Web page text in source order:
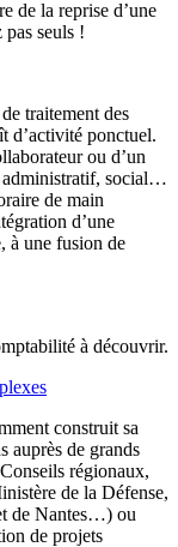
de la reprise d’une
seuls !
traitement des
d’activité ponctuel.
ou d’un
administratif, social…
de main
d’une
à une fusion de
à découvrir.
construit sa
auprès de grands
régionaux,
de la Défense,
de Nantes…) ou
de projets